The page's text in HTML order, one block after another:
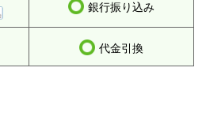
銀行振り込み
代金引換